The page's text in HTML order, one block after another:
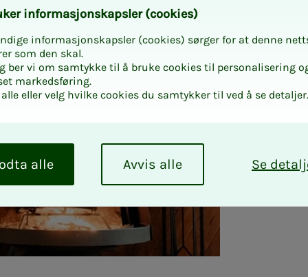
in­­­for­­­ma­­­sjons­­­kaps­­­­­ler (cookies)
informasjonskapsler (cookies) sørger for at denne
som den skal.
ber vi om samtykke til å bruke cookies til personalisering
markedsføring.
eller velg hvilke cookies du samtykker til ved å se detaljer.
Se
Avvis alle
alle